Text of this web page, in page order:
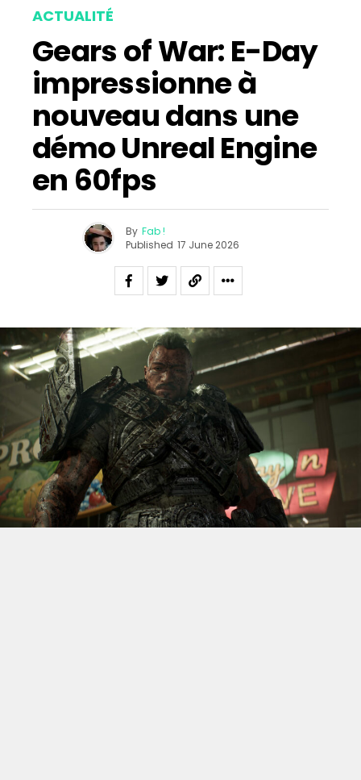
ACTUALITÉ
Gears of War: E-Day
impressionne à
nouveau dans une
démo Unreal Engine
en 60fps
By Fab !
Published 17 June 2026